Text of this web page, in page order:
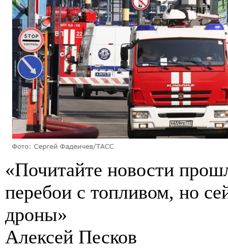
«Почитайте новости
перебои с топливом, но
дроны»
Алексей Песков